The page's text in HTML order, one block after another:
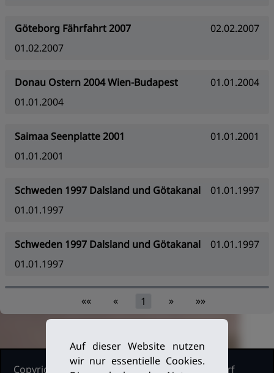
Göteborg Fährfahrt 2007
02.02.2007
01.02.2007
Donau Ostern 2004 Wien-Budapest
01.01.2004
01.01.2004
Saimaa Seenplatte 2001
01.01.2001
01.01.2001
Schweden 1997 Dalsland und Götakanal
01.01.1997
01.01.1997
Schweden 1997 Dalsland und Götakanal
01.01.1997
01.01.1997
«« « 1 » »»
Copyright Ruderclub Kleinmachnow Stahnsdorf
Auf dieser Website nutzen
wir nur essentielle Cookies.